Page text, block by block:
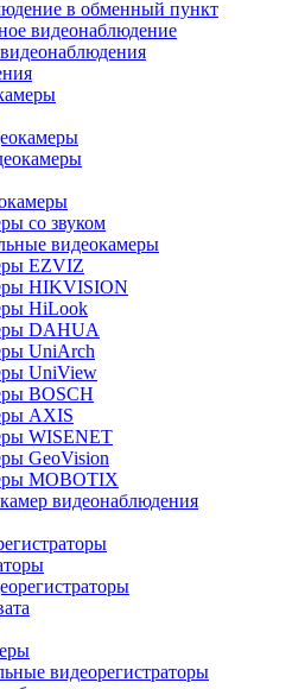
в обменный пункт
видеонаблюдение
со звуком
видеокамеры
EZVIZ
HIKVISION
HiLook
DAHUA
UniArch
UniView
BOSCH
AXIS
WISENET
GeoVision
MOBOTIX
видеонаблюдения
видеорегистраторы